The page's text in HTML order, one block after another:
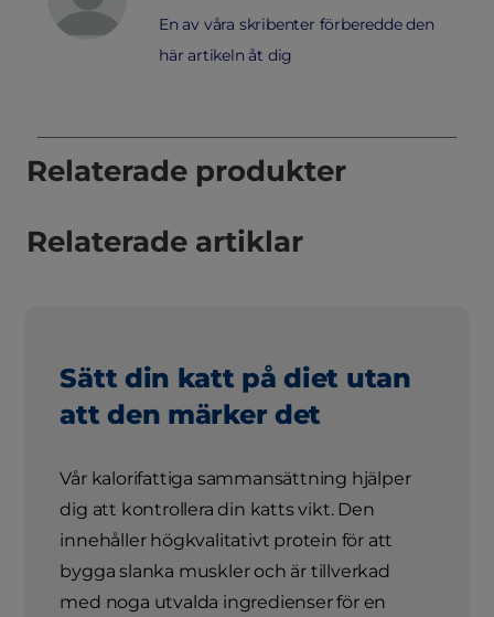
En av våra skribenter förberedde den
här artikeln åt dig
Relaterade produkter
Relaterade artiklar
Sätt din katt på diet utan
att den märker det
Vår kalorifattiga sammansättning hjälper
dig att kontrollera din katts vikt. Den
innehåller högkvalitativt protein för att
bygga slanka muskler och är tillverkad
med noga utvalda ingredienser för en